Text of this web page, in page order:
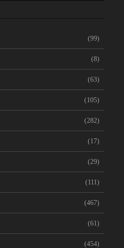
(99)
(8)
(63)
(105)
(282)
(17)
(29)
(111)
(467)
(61)
(454)